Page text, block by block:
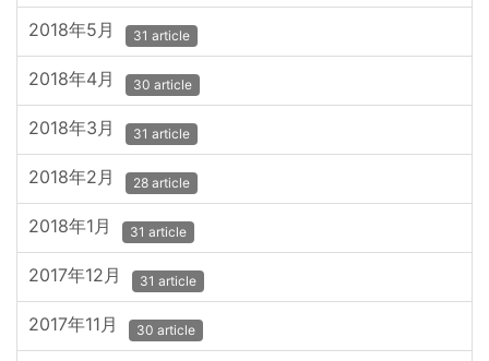
2018年5月 31 article
2018年4月 30 article
2018年3月 31 article
2018年2月 28 article
2018年1月 31 article
2017年12月 31 article
2017年11月 30 article